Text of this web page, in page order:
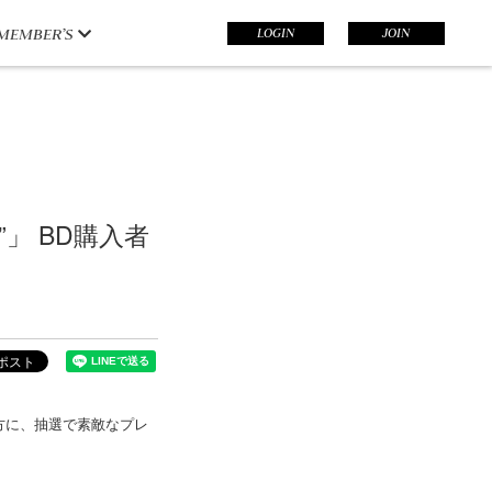
LOGIN JOIN
BD購入者
、抽選で素敵なプレ